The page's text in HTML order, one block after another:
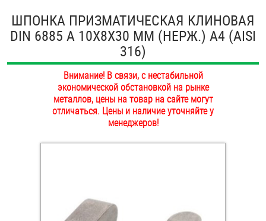
ОПТ
ПОКУПАТЕЛЯМ
ОПЛАТА И ДОСТАВКА
НАШИ МАГАЗИНЫ
Антивандальный крепёж, инструмент
Заклепки (Гайки-Заклепки)
ШПОНКА ПРИЗМАТИЧЕСКАЯ КЛИНОВАЯ
DIN 6885 А 10Х8Х30 ММ (НЕРЖ.) A4 (AISI
316)
Внимание! В связи, с нестабильной
экономической обстановкой на рынке
металлов, цены на товар на сайте могут
отличаться. Цены и наличие уточняйте у
менеджеров!